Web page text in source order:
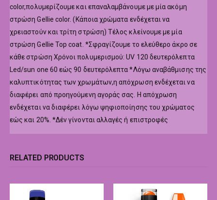
color,πολυμερίζουμε και επαναλαμβάνουμε με μία ακόμη
στρώση Gellie color. (Κάποια χρώματα ενδέχεται να
χρειαστούν και τρίτη στρώση) Τέλος κλείνουμε με μία
στρώση Gellie Top coat. *Σφραγίζουμε το ελεύθερο άκρο σε
κάθε στρώση Χρόνοι πολυμερισμού: UV 120 δευτερόλεπτα
Led/sun one 60 εώς 90 δευτερόλεπτα *Λόγω αναβάθμισης της
καλυπτικότητας των χρωμάτων,η απόχρωση ενδέχεται να
διαφέρει από προηγούμενη αγοράς σας. Η απόχρωση
ενδέχεται να διαφέρει λόγω ψηφιοποίησης του χρώματος
εώς και 20%. *Δέν γίνονται αλλαγές ή επιστροφές
RELATED PRODUCTS